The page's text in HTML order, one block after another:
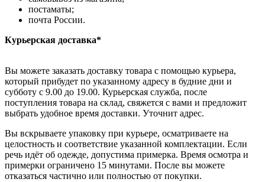
постаматы;
почта России.
Курьерская доставка*
Вы можете заказать доставку товара с помощью курьера,
который прибудет по указанному адресу в будние дни и
субботу с 9.00 до 19.00. Курьерская служба, после
поступления товара на склад, свяжется с вами и предложит
выбрать удобное время доставки. Уточнит адрес.
Вы вскрываете упаковку при курьере, осматриваете на
целостность и соответствие указанной комплектации. Если
речь идёт об одежде, допустима примерка. Время осмотра и
примерки ограничено 15 минутами. После вы можете
отказаться частично или полностью от покупки.